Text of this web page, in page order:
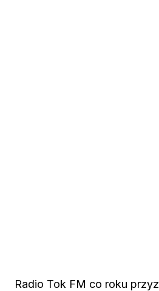
Radio Tok FM co roku